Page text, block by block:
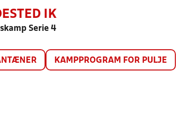
IK
Serie 4
KAMPPROGRAM FOR PULJE